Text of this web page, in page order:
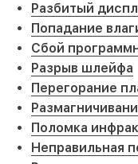
Разбитый
Попадание
Сбой
Разрыв шлейфа
Перегорание
Поломка
Неправильная